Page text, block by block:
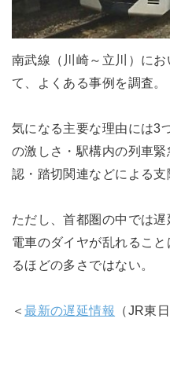
南武線（川崎～立川）に
て、よくある事例を調査。
気になる主要な理由には3
の激しさ・駅構内の列車
認・踏切関連などによる支
ただし、首都圏の中では
電車のダイヤが乱れるこ
るほどの多さではない。
＜最新の遅延情報 （JR東